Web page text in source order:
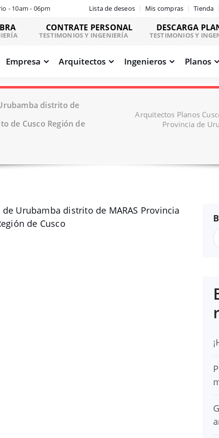
- 10am - 06pm Lista de deseos Mis compras Tienda
CONTRATE PERSONAL
TESTIMONIOS Y INGENIERÍA
DESCARGA
TESTIMONIOS Y
Empresa Arquitectos Ingenieros Planos
distrito de
de Cusco Región de
Arquitectos Planos
Provincia de
Urubamba distrito de MARAS Provincia
de Cusco